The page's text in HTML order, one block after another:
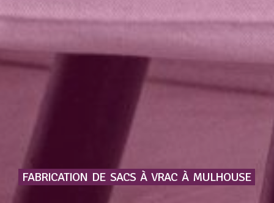
FABRICATION DE SACS À VRAC À MULHOUSE